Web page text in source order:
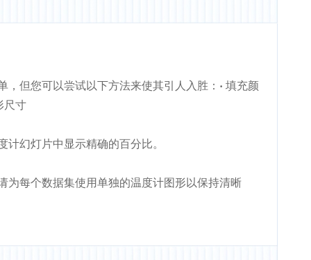
，但您可以尝试以下方法来使其引人入胜：• 填充颜
尺寸
幻灯片中显示精确的百分比。
为每个数据集使用单独的温度计图形以保持清晰